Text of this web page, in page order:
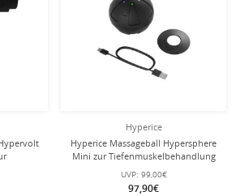
Hyperice
Hyperice Massageball Hypersphere
Mini zur Tiefenmuskelbehandlung
UVP: 99,00€
97,90€